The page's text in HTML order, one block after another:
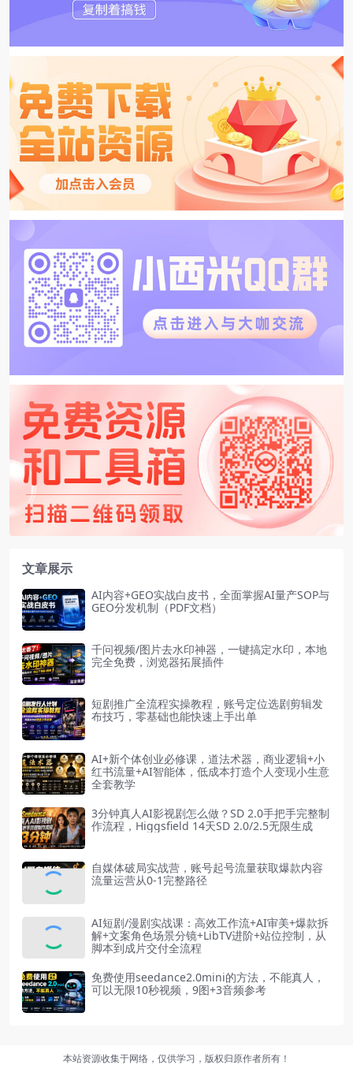
文章展示
AI内容+GEO实战白皮书，全面掌握AI量产SOP与
GEO分发机制（PDF文档）
千问视频/图片去水印神器，一键搞定水印，本地
完全免费，浏览器拓展插件
短剧推广全流程实操教程，账号定位选剧剪辑发
布技巧，零基础也能快速上手出单
AI+新个体创业必修课，道法术器，商业逻辑+小
红书流量+AI智能体，低成本打造个人变现小生意
全套教学
3分钟真人AI影视剧怎么做？SD 2.0手把手完整制
作流程，Higgsfield 14天SD 2.0/2.5无限生成
自媒体破局实战营，账号起号流量获取爆款内容
流量运营从0-1完整路径
AI短剧/漫剧实战课：高效工作流+AI审美+爆款拆
解+文案角色场景分镜+LibTV进阶+站位控制，从
脚本到成片交付全流程
免费使用seedance2.0mini的方法，不能真人，
可以无限10秒视频，9图+3音频参考
本站资源收集于网络，仅供学习，版权归原作者所有！